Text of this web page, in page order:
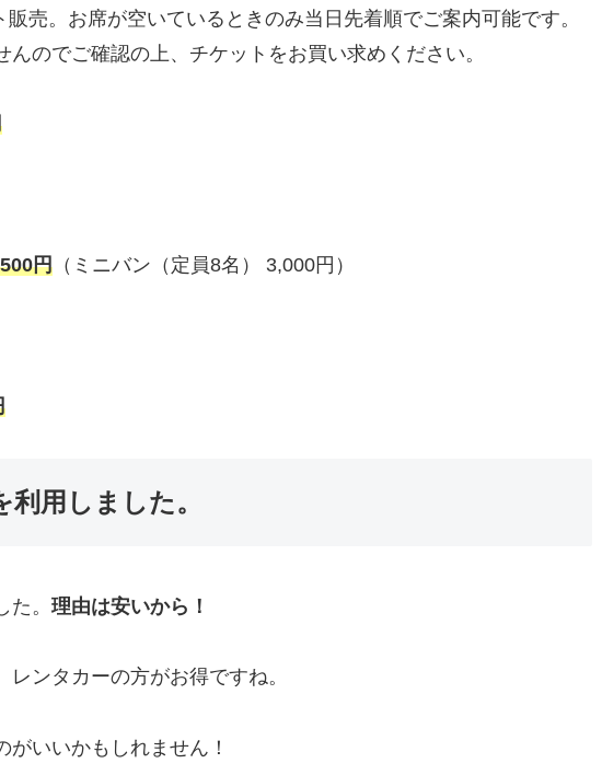
売。お席が空いているときのみ当日先着順でご案内可能です。
のでご確認の上、チケットをお買い求めください。
円 （ミニバン（定員8名） 3,000円）
用しました。
。 理由は安いから！
ンタカーの方がお得ですね。
がいいかもしれません！